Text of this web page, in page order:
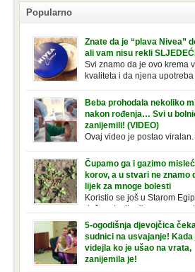
Popularno
Znate da je “plava Nivea”
ali vam nisu rekli
Svi znamo da je ovo krema
kvaliteta i da njena
sljedeće o njoj. Nivea krema u klasičnoj,
kutiji, prepoznatljivog mirisa i jednostavne
formule, jeste nezamenljiv inventar u
muškaraca i žena. Mnogi ljudi se ne
nje, pa je čak nose sa […]
Beba prohodala nekoliko
nakon rođenja… Svi u
zanijemili! (VIDEO)
Ovaj video je postao viralan.
korake. To je mnoge nasmijalo. Ovaj video
neobičan. Ne viđamo baš često ovakve
kod novorođenih beba. Video je snimila
pregledalo ga je preko 80 miliona ljudi.
babice su ostale u čudu nakon što su
Čupamo ga i gazimo
korov, a u stvari ne znamo
lijek za mnoge bolesti
Koristio se još u Starom
duže od milenijuma se
i Indiji, Francuzi od njega prave različita
tradicionalna jela i čorbe… Jedino mi
njemu, čupamo ga i bacamo kao korov!
jednogodišnji, ali vrlo uporan “korov” koji,
nam se jednom nastani u bašti ili dvorištu,
5-ogodišnja djevojčica
sudnici na usvajanje! Kada
videjla ko je ušao na vrata,
zanijemila je!